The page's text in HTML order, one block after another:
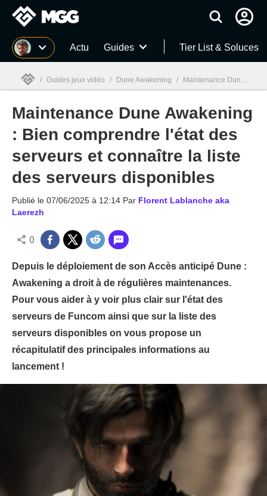
MGG Actu Guides Tier List & Soluces
MGG
/ Guides jeux vidéo / Dune Awakening / Maintenance Dune Awakening : Bien comprendre l'état des serveurs et connaître la liste des serveurs disponibles
Maintenance Dune Awakening
: Bien comprendre l'état des
serveurs et connaître la liste
des serveurs disponibles
Publié le 07/06/2025 à 12:14 Par Florent Lablanche aka
Laerezh
0
Depuis le déploiement de son Accès anticipé Dune :
Awakening a droit à de régulières maintenances.
Pour vous aider à y voir plus clair sur l'état des
serveurs de Funcom ainsi que sur la liste des
serveurs disponibles on vous propose un
récapitulatif des principales informations au
lancement !